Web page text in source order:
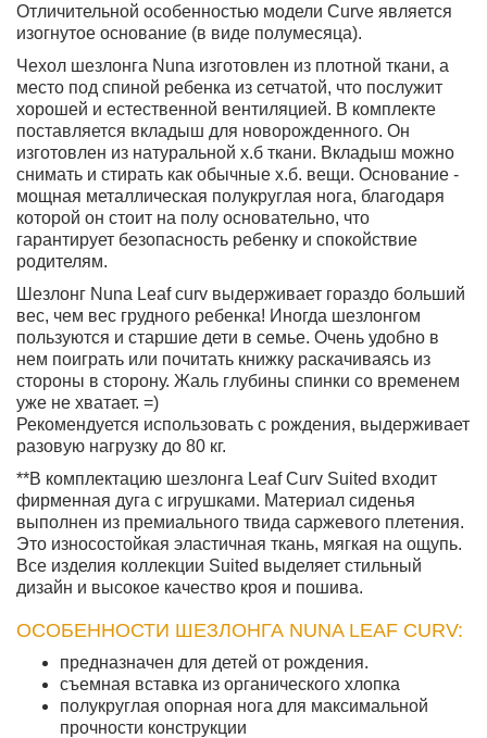
Отличительной особенностью модели Curve является
изогнутое основание (в виде полумесяца).
Чехол шезлонга Nuna изготовлен из плотной ткани, а
место под спиной ребенка из сетчатой, что послужит
хорошей и естественной вентиляцией. В комплекте
поставляется вкладыш для новорожденного. Он
изготовлен из натуральной х.б ткани. Вкладыш можно
снимать и стирать как обычные х.б. вещи. Основание -
мощная металлическая полукруглая нога, благодаря
которой он стоит на полу основательно, что
гарантирует безопасность ребенку и спокойствие
родителям.
Шезлонг Nuna Leaf curv выдерживает гораздо больший
вес, чем вес грудного ребенка! Иногда шезлонгом
пользуются и старшие дети в семье. Очень удобно в
нем поиграть или почитать книжку раскачиваясь из
стороны в сторону. Жаль глубины спинки со временем
уже не хватает. =)
Рекомендуется использовать с рождения, выдерживает
разовую нагрузку до 80 кг.
**В комплектацию шезлонга Leaf Curv Suited входит
фирменная дуга с игрушками. Материал сиденья
выполнен из премиального твида саржевого плетения.
Это износостойкая эластичная ткань, мягкая на ощупь.
Все изделия коллекции Suited выделяет стильный
дизайн и высокое качество кроя и пошива.
ОСОБЕННОСТИ ШЕЗЛОНГА NUNA LEAF CURV:
предназначен для детей от рождения.
съемная вставка из органического хлопка
полукруглая опорная нога для максимальной
прочности конструкции